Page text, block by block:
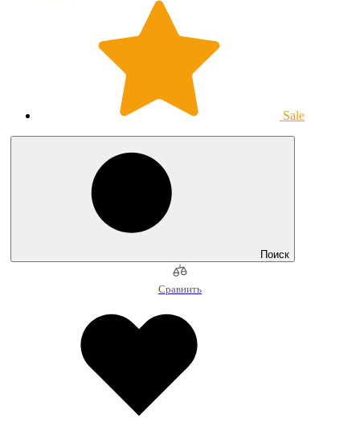
Sale
Поиск
Сравнить